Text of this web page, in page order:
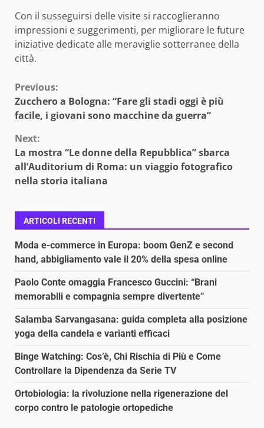
Con il susseguirsi delle visite si raccoglieranno
impressioni e suggerimenti, per migliorare le future
iniziative dedicate alle meraviglie sotterranee della
città.
Continue
Reading
Previous:
Zucchero a Bologna: “Fare gli stadi oggi è più
facile, i giovani sono macchine da guerra”
Next:
La mostra “Le donne della Repubblica” sbarca
all’Auditorium di Roma: un viaggio fotografico
nella storia italiana
ARTICOLI RECENTI
Moda e-commerce in Europa: boom GenZ e second
hand, abbigliamento vale il 20% della spesa online
Paolo Conte omaggia Francesco Guccini: “Brani
memorabili e compagnia sempre divertente”
Salamba Sarvangasana: guida completa alla posizione
yoga della candela e varianti efficaci
Binge Watching: Cos’è, Chi Rischia di Più e Come
Controllare la Dipendenza da Serie TV
Ortobiologia: la rivoluzione nella rigenerazione del
corpo contro le patologie ortopediche